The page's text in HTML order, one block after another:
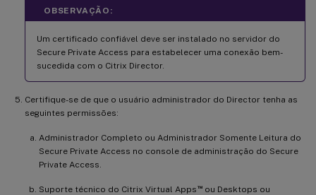
OBSERVAÇÃO:
Um certificado confiável deve ser instalado no servidor do
Secure Private Access para estabelecer uma conexão bem-
sucedida com o Citrix Director.
Certifique-se de que o usuário administrador do Director tenha as
seguintes permissões:
Administrador Completo ou Administrador Somente Leitura do
Secure Private Access no console de administração do Secure
Private Access.
Suporte técnico do Citrix Virtual Apps ™ou Desktops ou